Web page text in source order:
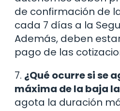
de confirmación de
cada 7 días a la
Además, deben
pago de las
7. ¿Qué ocurre si se
máxima de la baja
agota la duración